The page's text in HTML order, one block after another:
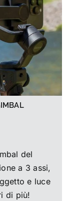
del
a 3 assi,
e luce
di più!